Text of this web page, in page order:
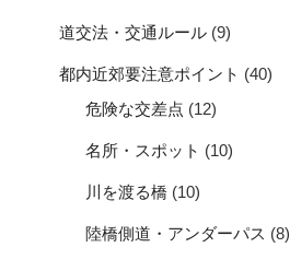
道交法・交通ルール (9)
都内近郊要注意ポイント (40)
危険な交差点 (12)
名所・スポット (10)
川を渡る橋 (10)
陸橋側道・アンダーパス (8)